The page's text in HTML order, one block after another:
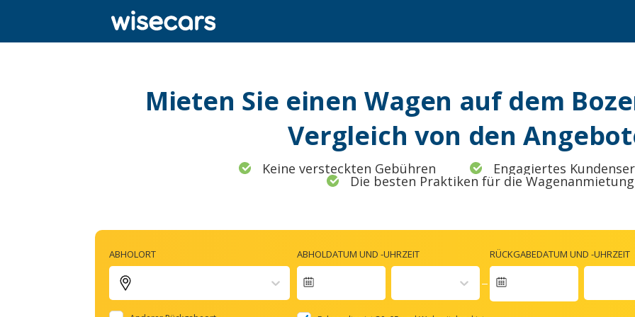
Mieten Sie einen Wagen auf dem
Vergleich von den
Keine versteckten Gebühren Engagiertes
Die besten Praktiken für die Wagenanmietung
ABHOLORT ABHOLDATUM UND -UHRZEIT RÜCKGABEDATUM UND -UHRZEIT